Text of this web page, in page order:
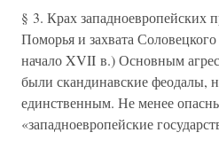
§ 3. Крах западноевропейских
Поморья и захвата
начало XVII в.) Основным
были скандинавские феодалы,
единственным. Не менее
«западноевропейские